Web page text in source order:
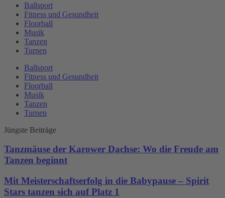
Ballsport
Fitness und Gesundheit
Floorball
Musik
Tanzen
Turnen
Ballsport
Fitness und Gesundheit
Floorball
Musik
Tanzen
Turnen
Jüngste Beiträge
Tanzmäuse der Karower Dachse: Wo die Freude am
Tanzen beginnt
Mit Meisterschaftserfolg in die Babypause – Spirit
Stars tanzen sich auf Platz 1